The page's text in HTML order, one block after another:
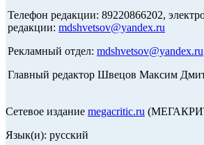
Телефон редакции: 89220866202,
редакции: mdshvetsov@yandex.ru
Рекламный отдел: mdshvetsov@yandex.ru
Главный редактор Швецов Максим
Сетевое издание megacritic.ru
Язык(и): русский